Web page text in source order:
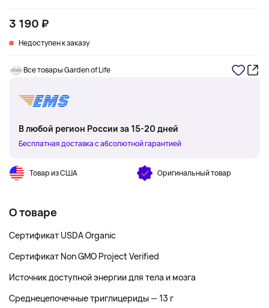
3 190 ₽
Недоступен к заказу
Все товары Garden of Life
В любой регион России за 15-20 дней
Бесплатная доставка с абсолютной гарантией
Товар из США Оригинальный товар
О товаре
Сертификат USDA Organic
Сертификат Non GMO Project Verified
Источник доступной энергии для тела и мозга
Среднецепочечные триглицериды — 13 г